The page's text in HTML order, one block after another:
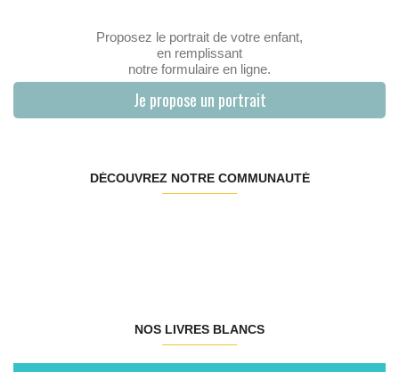
Proposez le portrait de votre enfant,
en remplissant
notre formulaire en ligne.
Je propose un portrait
DÉCOUVREZ NOTRE COMMUNAUTÉ
NOS LIVRES BLANCS